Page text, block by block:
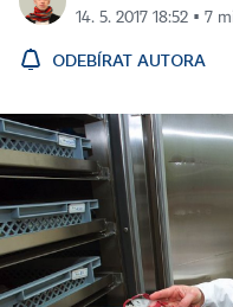
14. 5. 2017 18:52 ▪ 7
ODEBÍRAT AUTORA